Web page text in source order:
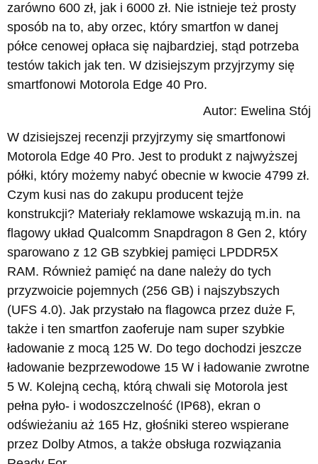
zarówno 600 zł, jak i 6000 zł. Nie istnieje też prosty
sposób na to, aby orzec, który smartfon w danej
półce cenowej opłaca się najbardziej, stąd potrzeba
testów takich jak ten. W dzisiejszym przyjrzymy się
smartfonowi Motorola Edge 40 Pro.
Autor: Ewelina Stój
W dzisiejszej recenzji przyjrzymy się smartfonowi
Motorola Edge 40 Pro. Jest to produkt z najwyższej
półki, który możemy nabyć obecnie w kwocie 4799 zł.
Czym kusi nas do zakupu producent tejże
konstrukcji? Materiały reklamowe wskazują m.in. na
flagowy układ Qualcomm Snapdragon 8 Gen 2, który
sparowano z 12 GB szybkiej pamięci LPDDR5X
RAM. Również pamięć na dane należy do tych
przyzwoicie pojemnych (256 GB) i najszybszych
(UFS 4.0). Jak przystało na flagowca przez duże F,
także i ten smartfon zaoferuje nam super szybkie
ładowanie z mocą 125 W. Do tego dochodzi jeszcze
ładowanie bezprzewodowe 15 W i ładowanie zwrotne
5 W. Kolejną cechą, którą chwali się Motorola jest
pełna pyło- i wodoszczelność (IP68), ekran o
odświeżaniu aż 165 Hz, głośniki stereo wspierane
przez Dolby Atmos, a także obsługa rozwiązania